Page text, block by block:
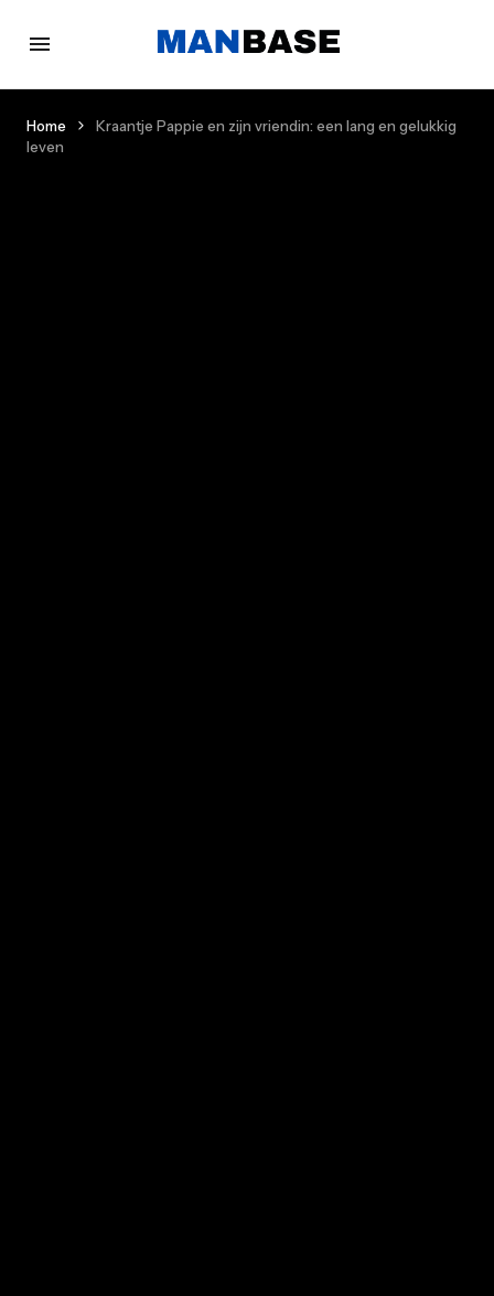
Home
Kraantje Pappie en zijn vriendin: een lang en gelukkig
leven